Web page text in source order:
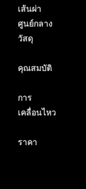
เส้นผ่า
ศูนย์กลาง
วัสดุ
คุณสมบัติ
การ
เคลื่อนไหว
ราคา